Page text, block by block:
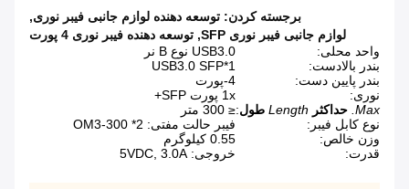
برجسته کردن: توسعه دهنده لوازم جانبی فیبر نوری,
لوازم جانبی فیبر نوری SFP
, توسعه دهنده فیبر نوری 4 پورت
واحد محلی:
USB3.0 نوع B نر
بندر بالادست:
USB3.0 SFP*1
بندر پایین دست:
4-پورت
نوری:
1x پورت SFP+
Max. حداکثر Length طول:≤ 300 متر
نوع کابل فیبر:
فیبر حالت مفتی: OM3-300 *2
وزن خالص:
0.55 کیلوگرم
قدرت:
خروجی: 5VDC, 3.0A